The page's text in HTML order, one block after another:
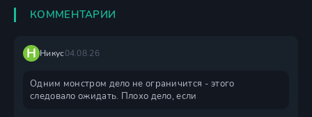
КОММЕНТАРИИ
Н Никус04.08.26
Одним монстром дело не ограничится - этого
следовало ожидать. Плохо дело, если